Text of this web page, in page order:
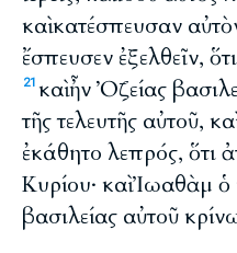
καὶ κατέσπευσαν
ἔσπευσεν ἐξελθεῖν,
21 καὶ ἦν Ὀζείας
τῆς τελευτῆς αὐτοῦ,
ἐκάθητο λεπρός, ὅτι
Κυρίου· καὶ Ἰωαθὰμ ὁ
βασιλείας αὐτοῦ